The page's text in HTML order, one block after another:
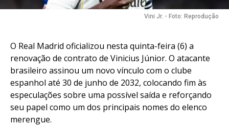
Vini Jr. - Foto: Reprodução
O Real Madrid oficializou nesta quinta-feira (6) a
renovação de contrato de Vinicius Júnior. O atacante
brasileiro assinou um novo vínculo com o clube
espanhol até 30 de junho de 2032, colocando fim às
especulações sobre uma possível saída e reforçando
seu papel como um dos principais nomes do elenco
merengue.